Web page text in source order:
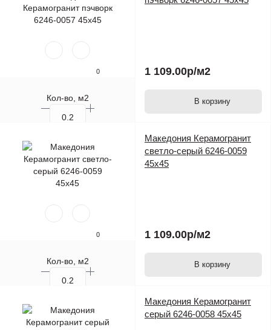
0
Кол-во, м2
1 109.00р/м2
В корзину
0
Кол-во, м2
Македония Керамогранит
светло-серый 6246-0059
45х45
1 109.00р/м2
В корзину
Македония Керамогранит
серый 6246-0058 45х45